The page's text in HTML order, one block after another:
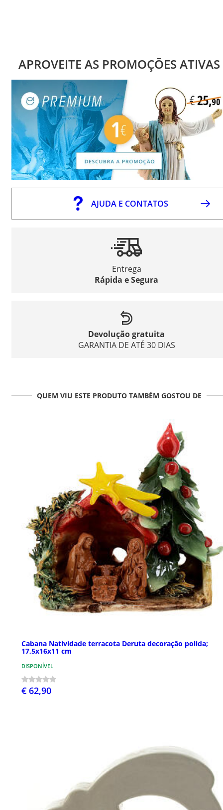
APROVEITE AS PROMOÇÕES ATIVAS
AJUDA E CONTATOS
Entrega
Rápida e Segura
Devolução gratuita
GARANTIA DE ATÉ 30 DIAS
QUEM VIU ESTE PRODUTO TAMBÉM GOSTOU DE
Cabana Natividade terracota Deruta decoração polida;
17,5x16x11 cm
DISPONÍVEL
€ 62,90